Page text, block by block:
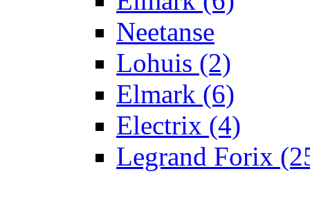
Neetanse
Lohuis (2)
Elmark (6)
Electrix (4)
Legrand Forix